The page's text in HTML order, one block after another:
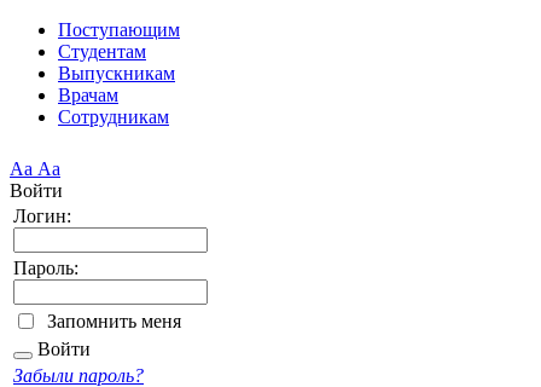
Поступающим
Студентам
Выпускникам
Врачам
Сотрудникам
Аа Аа
Войти
Логин:
Пароль:
Запомнить меня
Войти
Забыли пароль?